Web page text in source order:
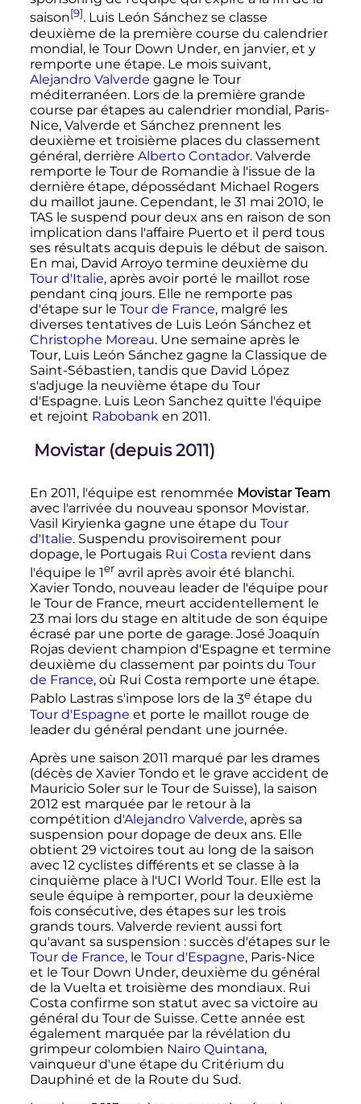
saison[9]. Luis León Sánchez se classe
deuxième de la première course du calendrier
mondial, le Tour Down Under, en janvier, et y
remporte une étape. Le mois suivant,
Alejandro Valverde gagne le Tour
méditerranéen. Lors de la première grande
course par étapes au calendrier mondial, Paris-
Nice, Valverde et Sánchez prennent les
deuxième et troisième places du classement
général, derrière Alberto Contador. Valverde
remporte le Tour de Romandie à l'issue de la
dernière étape, dépossédant Michael Rogers
du maillot jaune. Cependant, le 31 mai 2010, le
TAS le suspend pour deux ans en raison de son
implication dans l'affaire Puerto et il perd tous
ses résultats acquis depuis le début de saison.
En mai, David Arroyo termine deuxième du
Tour d'Italie, après avoir porté le maillot rose
pendant cinq jours. Elle ne remporte pas
d'étape sur le Tour de France, malgré les
diverses tentatives de Luis León Sánchez et
Christophe Moreau. Une semaine après le
Tour, Luis León Sánchez gagne la Classique de
Saint-Sébastien, tandis que David López
s'adjuge la neuvième étape du Tour
d'Espagne. Luis Leon Sanchez quitte l'équipe
et rejoint Rabobank en 2011.
Movistar (depuis 2011)
En 2011, l'équipe est renommée Movistar Team
avec l'arrivée du nouveau sponsor Movistar.
Vasil Kiryienka gagne une étape du Tour
d'Italie. Suspendu provisoirement pour
dopage, le Portugais Rui Costa revient dans
l'équipe le 1er avril après avoir été blanchi.
Xavier Tondo, nouveau leader de l'équipe pour
le Tour de France, meurt accidentellement le
23 mai lors du stage en altitude de son équipe
écrasé par une porte de garage. José Joaquín
Rojas devient champion d'Espagne et termine
deuxième du classement par points du Tour
de France, où Rui Costa remporte une étape.
Pablo Lastras s'impose lors de la 3eétape du
Tour d'Espagne et porte le maillot rouge de
leader du général pendant une journée.
Après une saison 2011 marqué par les drames
(décès de Xavier Tondo et le grave accident de
Mauricio Soler sur le Tour de Suisse), la saison
2012 est marquée par le retour à la
compétition d'Alejandro Valverde, après sa
suspension pour dopage de deux ans. Elle
obtient 29 victoires tout au long de la saison
avec 12 cyclistes différents et se classe à la
cinquième place à l'UCI World Tour. Elle est la
seule équipe à remporter, pour la deuxième
fois consécutive, des étapes sur les trois
grands tours. Valverde revient aussi fort
qu'avant sa suspension : succès d'étapes sur le
Tour de France, le Tour d'Espagne, Paris-Nice
et le Tour Down Under, deuxième du général
de la Vuelta et troisième des mondiaux. Rui
Costa confirme son statut avec sa victoire au
général du Tour de Suisse. Cette année est
également marquée par la révélation du
grimpeur colombien Nairo Quintana,
vainqueur d'une étape du Critérium du
Dauphiné et de la Route du Sud.